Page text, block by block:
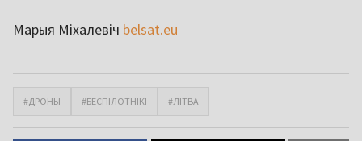
Марыя Міхалевіч belsat.eu
#ДРОНЫ #БЕСПІЛОТНІКІ #ЛІТВА